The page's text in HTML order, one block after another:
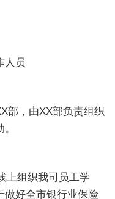
人员
部，由XX部负责组织
上组织我司员工学
做好全市银行业保险